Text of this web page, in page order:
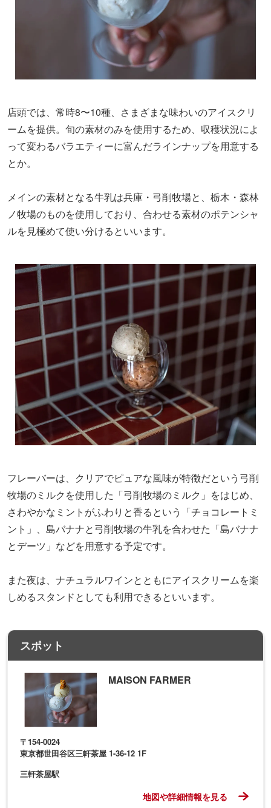
店頭では、常時8〜10種、さまざまな味わいのアイスクリ
ームを提供。旬の素材のみを使用するため、収穫状況によ
って変わるバラエティーに富んだラインナップを用意する
とか。
メインの素材となる牛乳は兵庫・弓削牧場と、栃木・森林
ノ牧場のものを使用しており、合わせる素材のポテンシャ
ルを見極めて使い分けるといいます。
フレーバーは、クリアでピュアな風味が特徴だという弓削
牧場のミルクを使用した「弓削牧場のミルク」をはじめ、
さわやかなミントがふわりと香るという「チョコレートミ
ント」、島バナナと弓削牧場の牛乳を合わせた「島バナナ
とデーツ」などを用意する予定です。
また夜は、ナチュラルワインとともにアイスクリームを楽
しめるスタンドとしても利用できるといいます。
スポット
MAISON FARMER
〒154-0024
東京都世田谷区三軒茶屋 1-36-12 1F
三軒茶屋駅
地図や詳細情報を見る